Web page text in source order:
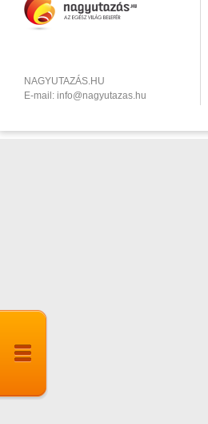
NAGYUTAZÁS.HU
E-mail: info@nagyutazas.hu